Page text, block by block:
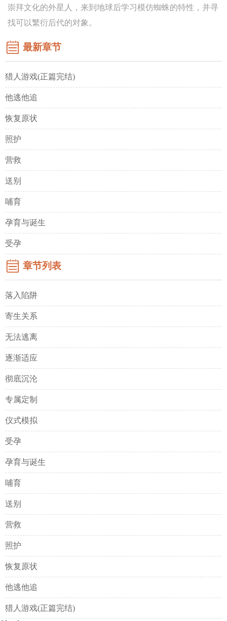
崇拜文化的外星人，来到地球后学习模仿蜘蛛的特性，并寻
找可以繁衍后代的对象。
最新章节
猎人游戏(正篇完结)
他逃他追
恢复原状
照护
营救
送别
哺育
孕育与诞生
受孕
章节列表
落入陷阱
寄生关系
无法逃离
逐渐适应
彻底沉沦
专属定制
仪式模拟
受孕
孕育与诞生
哺育
送别
营救
照护
恢复原状
他逃他追
猎人游戏(正篇完结)